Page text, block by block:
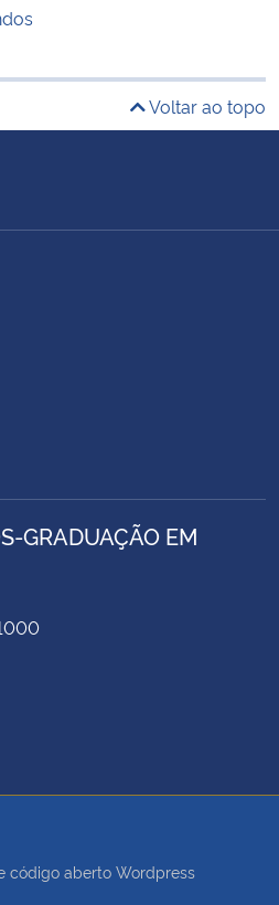
Voltar ao topo
GRADUAÇÃO EM
código aberto Wordpress